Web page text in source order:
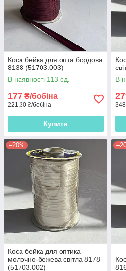
Коса бейка для опта бордова
8138 (51703.003)
В наявності 113 од.
177 ₴/бобіна
221,30 ₴/бобіна
Купити
В
–20%
Коса бейка для оптика
молочно-бежева світла 8178
(51703.002)